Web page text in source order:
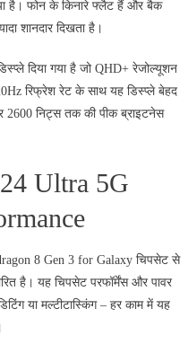
है। फोन के किनारे फ्लैट हैं और बैक
शानदार दिखता है।
दिया गया है जो QHD+ रेजोल्यूशन
रिफ्रेश रेट के साथ यह डिस्प्ले बेहद
2600 निट्स तक की पीक ब्राइटनेस
Ultra 5G
8 Gen 3 for Galaxy चिपसेट से
है। यह चिपसेट परफॉर्मेंस और पावर
या मल्टीटास्किंग – हर काम में यह